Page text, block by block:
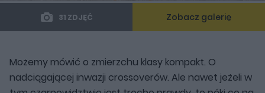
31 ZDJĘĆ Zobacz galerię
Możemy mówić o zmierzchu klasy kompakt. O
nadciągającej inwazji crossoverów. Ale nawet jeżeli w